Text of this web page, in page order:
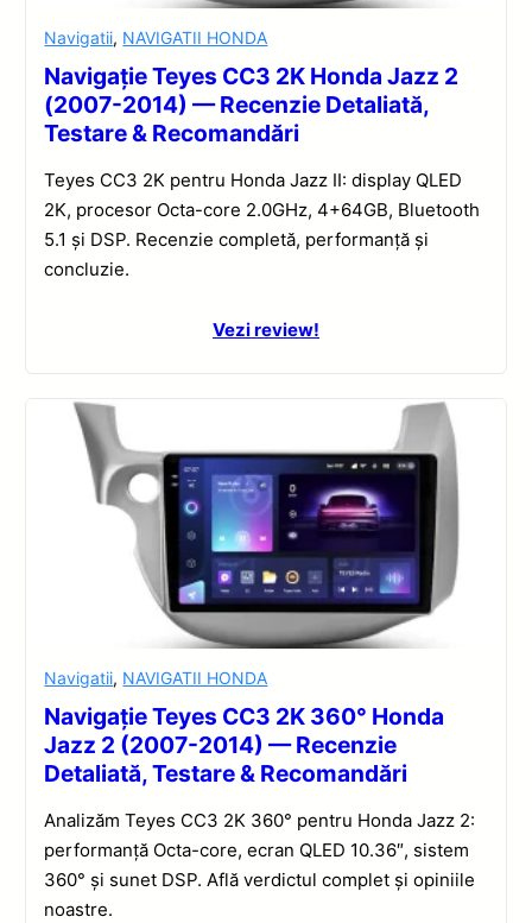
Navigatii, NAVIGATII HONDA
Navigație Teyes CC3 2K Honda Jazz 2
(2007-2014) — Recenzie Detaliată,
Testare & Recomandări
Teyes CC3 2K pentru Honda Jazz II: display QLED
2K, procesor Octa-core 2.0GHz, 4+64GB, Bluetooth
5.1 și DSP. Recenzie completă, performanță și
concluzie.
Vezi review!
Navigatii, NAVIGATII HONDA
Navigație Teyes CC3 2K 360° Honda
Jazz 2 (2007-2014) — Recenzie
Detaliată, Testare & Recomandări
Analizăm Teyes CC3 2K 360° pentru Honda Jazz 2:
performanță Octa-core, ecran QLED 10.36″, sistem
360° și sunet DSP. Află verdictul complet și opiniile
noastre.